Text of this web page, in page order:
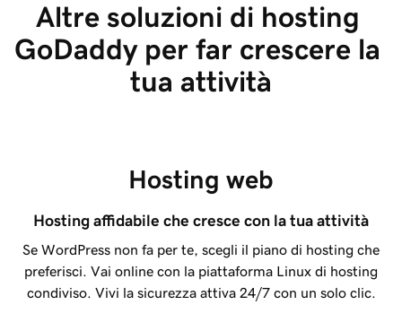
Altre soluzioni di hosting
GoDaddy per far crescere la
tua attività
Hosting web
Hosting affidabile che cresce con la tua attività
Se WordPress non fa per te, scegli il piano di hosting che
preferisci. Vai online con la piattaforma Linux di hosting
condiviso. Vivi la sicurezza attiva 24/7 con un solo clic.